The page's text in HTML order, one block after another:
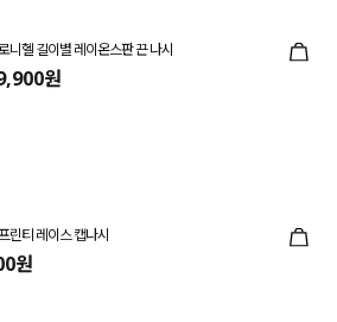
니헬 길이별 레이온스판 끈 나시
원
린티 레이스 캡나시
원